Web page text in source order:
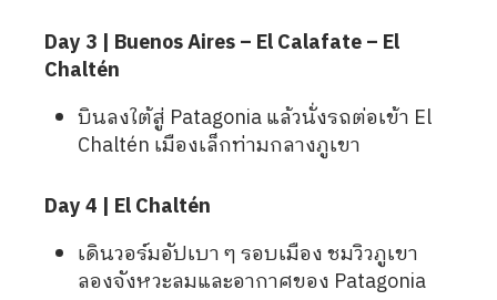
Day 3 | Buenos Aires – El Calafate – El
Chaltén
บินลงใต้สู่ Patagonia แล้วนั่งรถต่อเข้า El
Chaltén เมืองเล็กท่ามกลางภูเขา
Day 4 | El Chaltén
เดินวอร์มอัปเบา ๆ รอบเมือง ชมวิวภูเขา
ลองจังหวะลมและอากาศของ Patagonia